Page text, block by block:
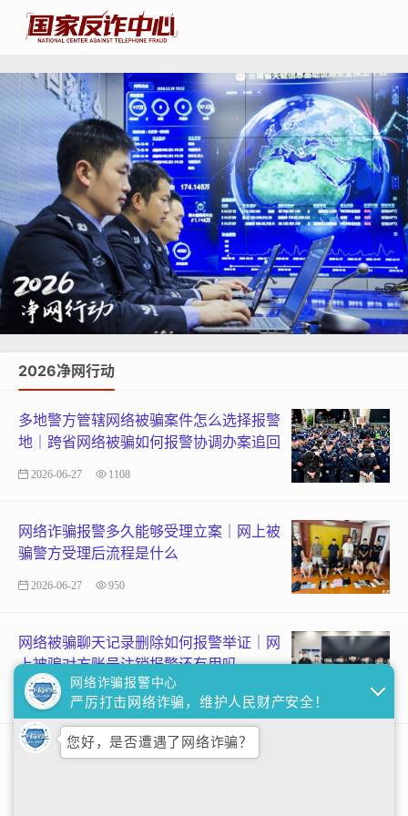
2026净网行动
多地警方管辖网络被骗案件怎么选择报警
地｜跨省网络被骗如何报警协调办案追回
2026-06-27 1108
网络诈骗报警多久能够受理立案｜网上被
骗警方受理后流程是什么
2026-06-27 950
网络被骗聊天记录删除如何报警举证｜网
上被骗对方账号注销报警还有用吗
2026-06-27 689
网络被骗骗子拉黑失联如何报警追回｜网
网络诈骗报警中心
严厉打击网络诈骗，维护人民财产安全！
您好，是否遭遇了网络诈骗？